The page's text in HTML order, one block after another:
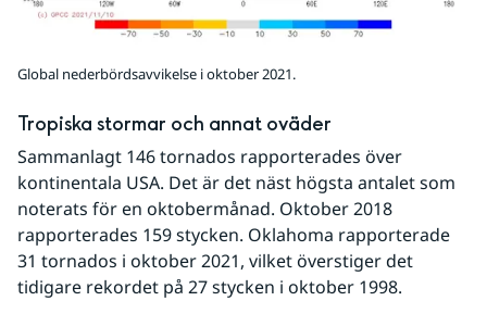
Global nederbördsavvikelse i oktober 2021.
Tropiska stormar och annat oväder
Sammanlagt 146 tornados rapporterades över
kontinentala USA. Det är det näst högsta antalet som
noterats för en oktobermånad. Oktober 2018
rapporterades 159 stycken. Oklahoma rapporterade
31 tornados i oktober 2021, vilket överstiger det
tidigare rekordet på 27 stycken i oktober 1998.